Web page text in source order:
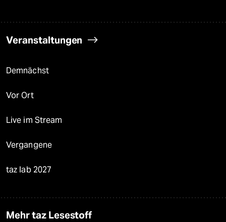
Veranstaltungen
Demnächst
Vor Ort
Live im Stream
Vergangene
taz lab 2027
Mehr taz Lesestoff